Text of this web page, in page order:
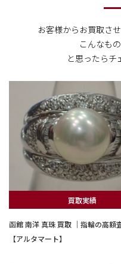
お客様からお買取さ
こんなも
と思ったらチ
買取実績
函館 南洋 真珠 買取 ｜指輪の高額
【アルタマート】